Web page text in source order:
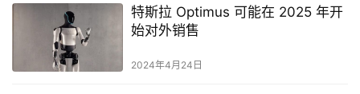
特斯拉 Optimus 可能在 2025 年开
始对外销售
2024年4月24日